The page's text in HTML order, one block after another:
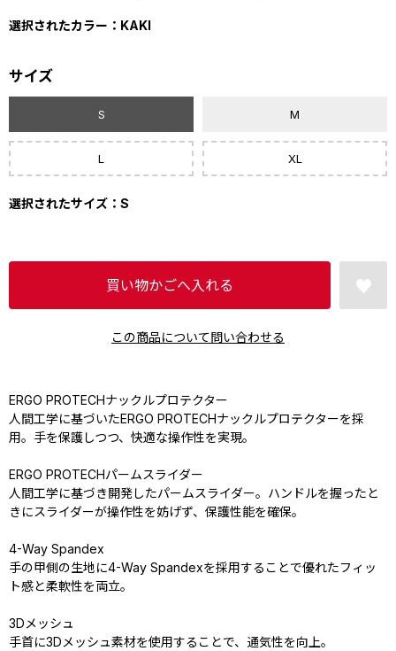
選択されたカラー：KAKI
サイズ
S M
L XL
選択されたサイズ：S
この商品について問い合わせる
ERGO PROTECHナックルプロテクター
人間工学に基づいたERGO PROTECHナックルプロテクターを採
用。手を保護しつつ、快適な操作性を実現。
ERGO PROTECHパームスライダー
人間工学に基づき開発したパームスライダー。ハンドルを握ったと
きにスライダーが操作性を妨げず、保護性能を確保。
4-Way Spandex
手の甲側の生地に4-Way Spandexを採用することで優れたフィッ
ト感と柔軟性を両立。
3Dメッシュ
手首に3Dメッシュ素材を使用することで、通気性を向上。